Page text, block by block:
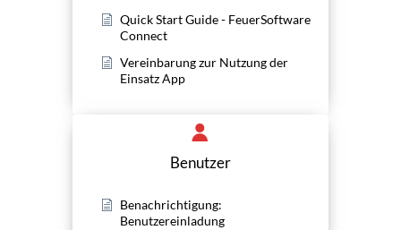
Quick Start Guide - FeuerSoftware
Connect
Vereinbarung zur Nutzung der
Einsatz App
Benutzer
Benachrichtigung:
Benutzereinladung